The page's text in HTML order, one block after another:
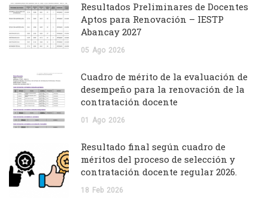
Resultados Preliminares de Docentes
Aptos para Renovación – IESTP
Abancay 2027
05 Ago 2026
Cuadro de mérito de la evaluación de
desempeño para la renovación de la
contratación docente
01 Ago 2026
Resultado final según cuadro de
méritos del proceso de selección y
contratación docente regular 2026.
18 Feb 2026